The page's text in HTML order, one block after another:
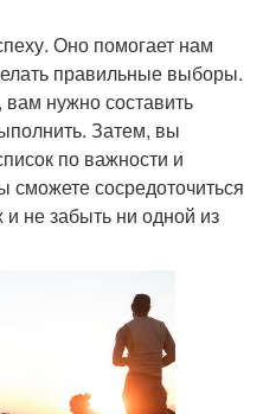
Оно помогает нам
правильные выборы.
нужно составить
Затем, вы
по важности и
сможете сосредоточиться
не забыть ни одной из